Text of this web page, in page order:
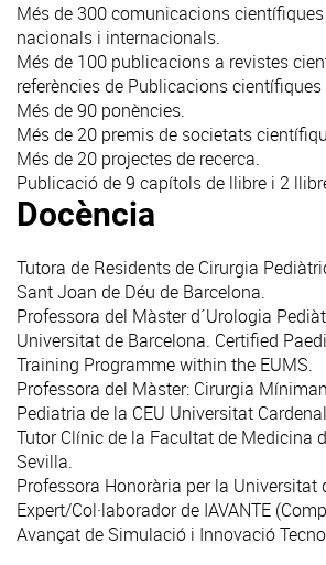
Més de 300 comunicacions
nacionals i internacionals.
Més de 100 publicacions a revistes
referències de Publicacions científiques
Més de 90 ponències.
Més de 20 premis de societats
Més de 20 projectes de recerca.
Publicació de 9 capítols de llibre i 2
Docència
Tutora de Residents de Cirurgia
Sant Joan de Déu de Barcelona.
Professora del Màster d´Urologia
Universitat de Barcelona. Certified
Training Programme within the EUMS.
Professora del Màster: Cirurgia
Pediatria de la CEU Universitat
Tutor Clínic de la Facultat de Medicina
Sevilla.
Professora Honorària per la Universitat
Expert/Col·laborador de IAVANTE
Avançat de Simulació i Innovació